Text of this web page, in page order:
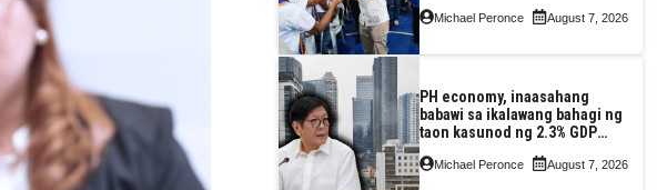
Michael Peronce August 7, 2026
PH economy, inaasahang
babawi sa ikalawang bahagi ng
taon kasunod ng 2.3% GDP
pagkaantala ng public
Michael Peronce August 7, 2026